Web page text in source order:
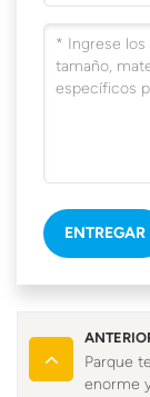
ENTREGAR
Parque
enorme